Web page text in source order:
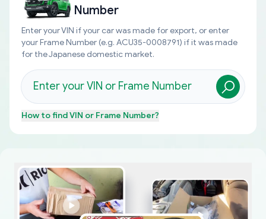
Number
Enter your VIN if your car was made for export, or enter
your Frame Number (e.g. ACU35-0008791) if it was made
for the Japanese domestic market.
How to findVIN or Frame Number?